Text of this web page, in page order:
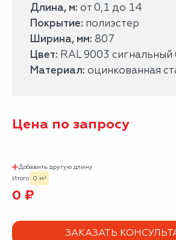
Длина, м: от 0,1 до 14
Покрытие: полиэстер
Ширина, мм: 807
Цвет: RAL 9003 сигнальный
Материал: оцинкованная
Цена по запросу
Добавить другую длину
Итого: 0 м²
0 ₽
ЗАКАЗАТЬ